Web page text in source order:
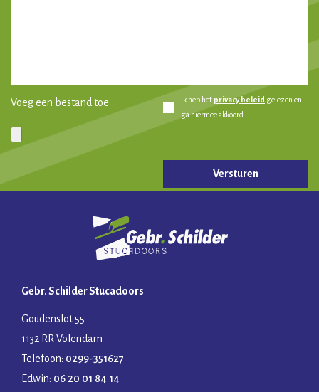
Voeg een bestand toe Ik heb het privacy beleid gelezen en
ga hiermee akkoord.
Gelieve dit veld leeg te laten.
Gebr. Schilder Stucadoors
Goudenslot 55
1132 RR Volendam
Telefoon: 0299-351627
Edwin: 06 20 01 84 14